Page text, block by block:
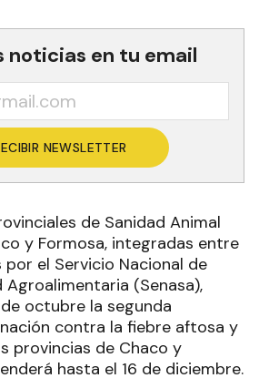
noticias en tu email
NEWSLETTER
de Sanidad Animal
y Formosa, integradas entre
el Servicio Nacional de
Agroalimentaria (Senasa),
octubre la segunda
contra la fiebre aftosa y
provincias de Chaco y
hasta el 16 de diciembre.